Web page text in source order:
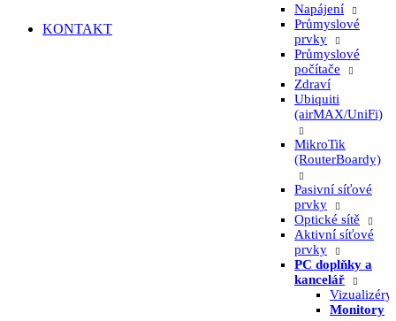
KONTAKT
Napájení
Průmyslové
prvky
Průmyslové
počítače
Zdraví
Ubiquiti
(airMAX/UniFi)
MikroTik
(RouterBoardy)
Pasivní síťové
prvky
Optické sítě
Aktivní síťové
prvky
PC doplňky a
kancelář
Vizualizéry
Monitory